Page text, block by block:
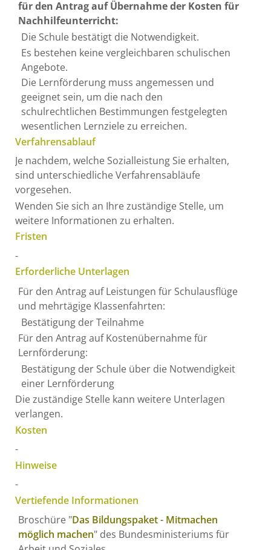
für den Antrag auf Übernahme der Kosten für
Nachhilfeunterricht:
Die Schule bestätigt die Notwendigkeit.
Es bestehen keine vergleichbaren schulischen
Angebote.
Die Lernförderung muss angemessen und
geeignet sein, um die nach den
schulrechtlichen Bestimmungen festgelegten
wesentlichen Lernziele zu erreichen.
Verfahrensablauf
Je nachdem, welche Sozialleistung Sie erhalten,
sind unterschiedliche Verfahrensabläufe
vorgesehen.
Wenden Sie sich an Ihre zuständige Stelle, um
weitere Informationen zu erhalten.
Fristen
-
Erforderliche Unterlagen
Für den Antrag auf Leistungen für Schulausflüge
und mehrtägige Klassenfahrten:
Bestätigung der Teilnahme
Für den Antrag auf Kostenübernahme für
Lernförderung:
Bestätigung der Schule über die Notwendigkeit
einer Lernförderung
Die zuständige Stelle kann weitere Unterlagen
verlangen.
Kosten
-
Hinweise
-
Vertiefende Informationen
Broschüre "Das Bildungspaket - Mitmachen
möglich machen" des Bundesministeriums für